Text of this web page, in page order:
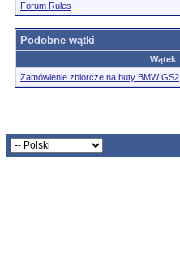
Forum Rules
Podobne wątki
Wątek
Zamówienie zbiorcze na buty BMW GS2